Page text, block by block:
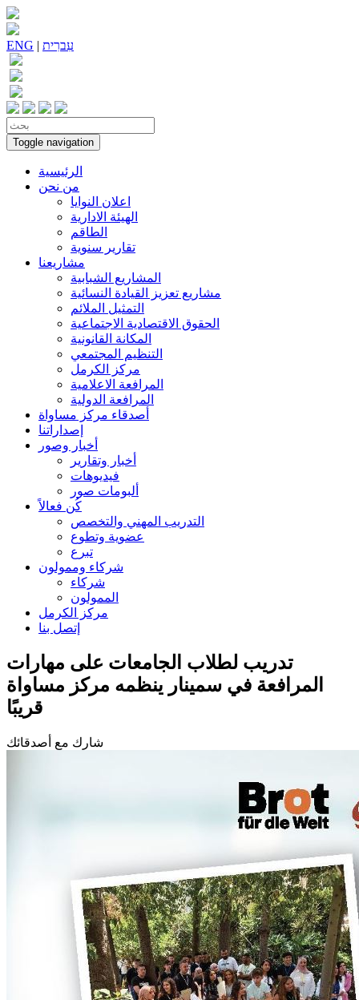
ENG | עִברִית
Toggle navigation
الرئيسية
من نحن
اعلان النوايا
الهيئة الادارية
الطاقم
تقارير سنوية
مشاريعنا
المشاريع الشبابية
مشاريع تعزيز القيادة النسائية
التمثيل الملائم
الحقوق الاقتصادية الاجتماعية
المكانة القانونية
التنظيم المجتمعي
مركز الكرمل
المرافعة الاعلامية
المرافعة الدولية
أصدقاء مركز مساواة
إصداراتنا
أخبار وصور
أخبار وتقارير
فيديوهات
ألبومات صور
كُن فعالاً
التدريب المهني والتخصص
عضوية وتطوع
تبرع
شركاء وممولون
شركاء
الممولون
مركز الكرمل
إتصل بنا
تدريب لطلاب الجامعات على مهارات
المرافعة في سمينار ينظمه مركز مساواة
قريبًا
شارك مع أصدقائك